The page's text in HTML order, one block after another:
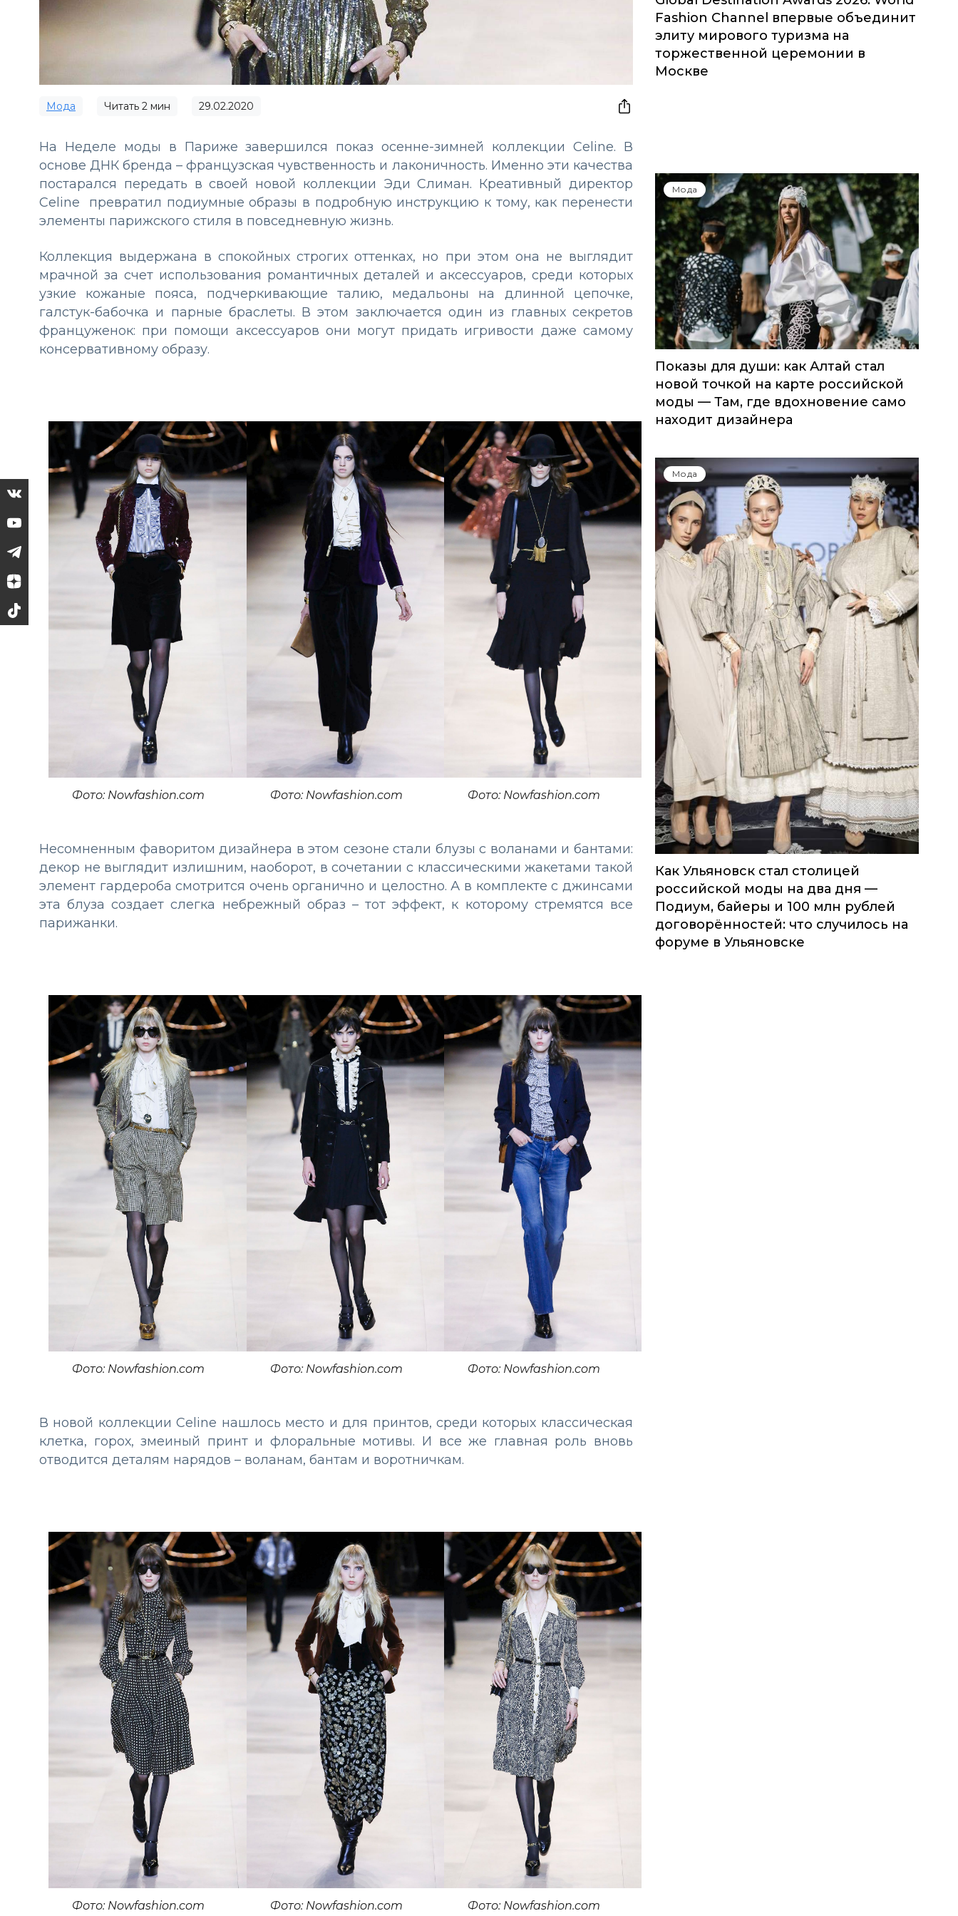
Мода Читать 2 мин 29.02.2020
На Неделе моды в Париже завершился показ осенне-зимней коллекции Celine. В
основе ДНК бренда – французская чувственность и лаконичность. Именно эти качества
постарался передать в своей новой коллекции Эди Слиман. Креативный директор
Celine превратил подиумные образы в подробную инструкцию к тому, как перенести
элементы парижского стиля в повседневную жизнь.
Коллекция выдержана в спокойных строгих оттенках, но при этом она не выглядит
мрачной за счет использования романтичных деталей и аксессуаров, среди которых
узкие кожаные пояса, подчеркивающие талию, медальоны на длинной цепочке,
галстук-бабочка и парные браслеты. В этом заключается один из главных секретов
француженок: при помощи аксессуаров они могут придать игривости даже самому
консервативному образу.
Фото: Nowfashion.com Фото: Nowfashion.com Фото: Nowfashion.com
Несомненным фаворитом дизайнера в этом сезоне стали блузы с воланами и бантами:
декор не выглядит излишним, наоборот, в сочетании с классическими жакетами такой
элемент гардероба смотрится очень органично и целостно. А в комплекте с джинсами
эта блуза создает слегка небрежный образ – тот эффект, к которому стремятся все
парижанки.
Фото: Nowfashion.com Фото: Nowfashion.com Фото: Nowfashion.com
В новой коллекции Celine нашлось место и для принтов, среди которых классическая
клетка, горох, змеиный принт и флоральные мотивы. И все же главная роль вновь
отводится деталям нарядов – воланам, бантам и воротничкам.
Фото: Nowfashion.com Фото: Nowfashion.com Фото: Nowfashion.com
Fashion Channel впервые объединит
элиту мирового туризма на
торжественной церемонии в
Москве
Мода
Показы для души: как Алтай стал
новой точкой на карте российской
моды — Там, где вдохновение само
находит дизайнера
Мода
Как Ульяновск стал столицей
российской моды на два дня —
Подиум, байеры и 100 млн рублей
договорённостей: что случилось на
форуме в Ульяновске